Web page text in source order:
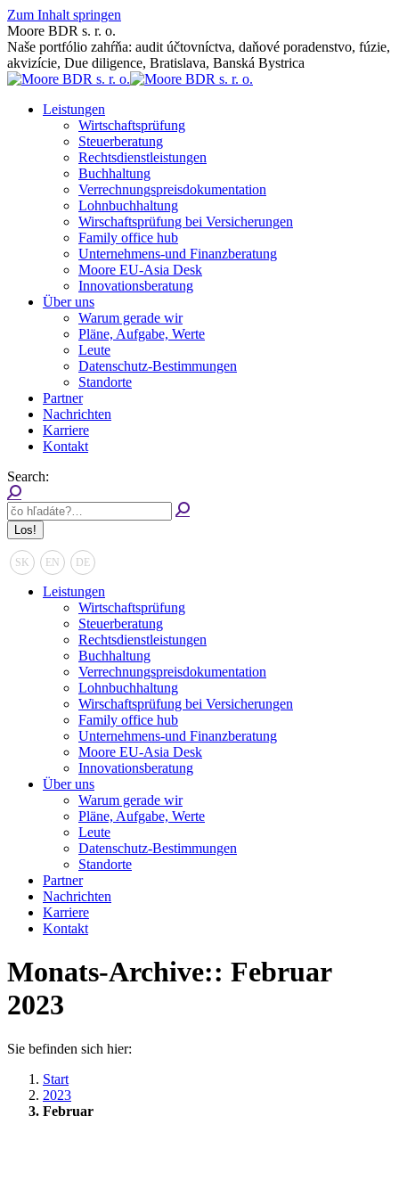
Zum Inhalt springen
Moore BDR s. r. o.
Naše portfólio zahŕňa: audit účtovníctva, daňové poradenstvo, fúzie,
akvizície, Due diligence, Bratislava, Banská Bystrica
Leistungen
Wirtschaftsprüfung
Steuerberatung
Rechtsdienstleistungen
Buchhaltung
Verrechnungspreisdokumentation
Lohnbuchhaltung
Wirschaftsprüfung bei Versicherungen
Family office hub
Unternehmens-und Finanzberatung
Moore EU-Asia Desk
Innovationsberatung
Über uns
Warum gerade wir
Pläne, Aufgabe, Werte
Leute
Datenschutz-Bestimmungen
Standorte
Partner
Nachrichten
Karriere
Kontakt
Search:
SK EN DE
Leistungen
Wirtschaftsprüfung
Steuerberatung
Rechtsdienstleistungen
Buchhaltung
Verrechnungspreisdokumentation
Lohnbuchhaltung
Wirschaftsprüfung bei Versicherungen
Family office hub
Unternehmens-und Finanzberatung
Moore EU-Asia Desk
Innovationsberatung
Über uns
Warum gerade wir
Pläne, Aufgabe, Werte
Leute
Datenschutz-Bestimmungen
Standorte
Partner
Nachrichten
Karriere
Kontakt
Monats-Archive:: Februar
2023
Sie befinden sich hier:
Start
2023
Februar